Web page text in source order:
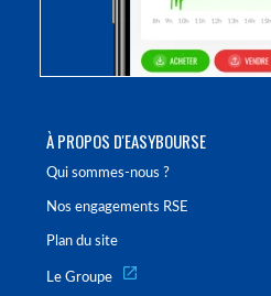
À PROPOS D'EASYBOURSE
Qui sommes-nous ?
Nos engagements RSE
Plan du site
Le Groupe